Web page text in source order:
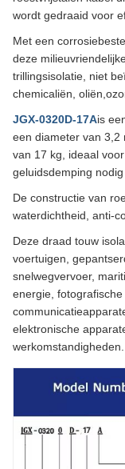
wordt gedraaid voor
Met een
deze
trillingsisolatie, niet
chemicaliën,
JGX-0320D-17Ais
een diameter van 3,2
van 17 kg, ideaal
geluidsdemping nodig
De constructie van
waterdichtheid, anti-
Deze draad touw
voertuigen,
snelwegvervoer,
energie,
elektronische
werkomstandigheden.